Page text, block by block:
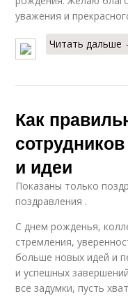
уважения и
Читать дальше
Как
и идеи
Показаны только
поздравления .
С днем рожденья,
стремления,
больше новых идей и
и успешных
все задумки, пусть